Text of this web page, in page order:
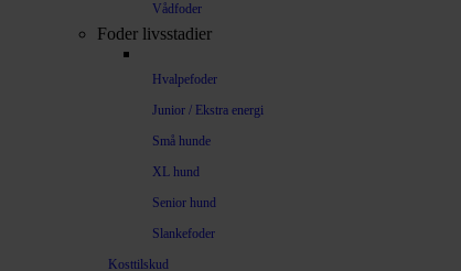
Vådfoder
Foder livsstadier
Hvalpefoder
Junior / Ekstra energi
Små hunde
XL hund
Senior hund
Slankefoder
Kosttilskud